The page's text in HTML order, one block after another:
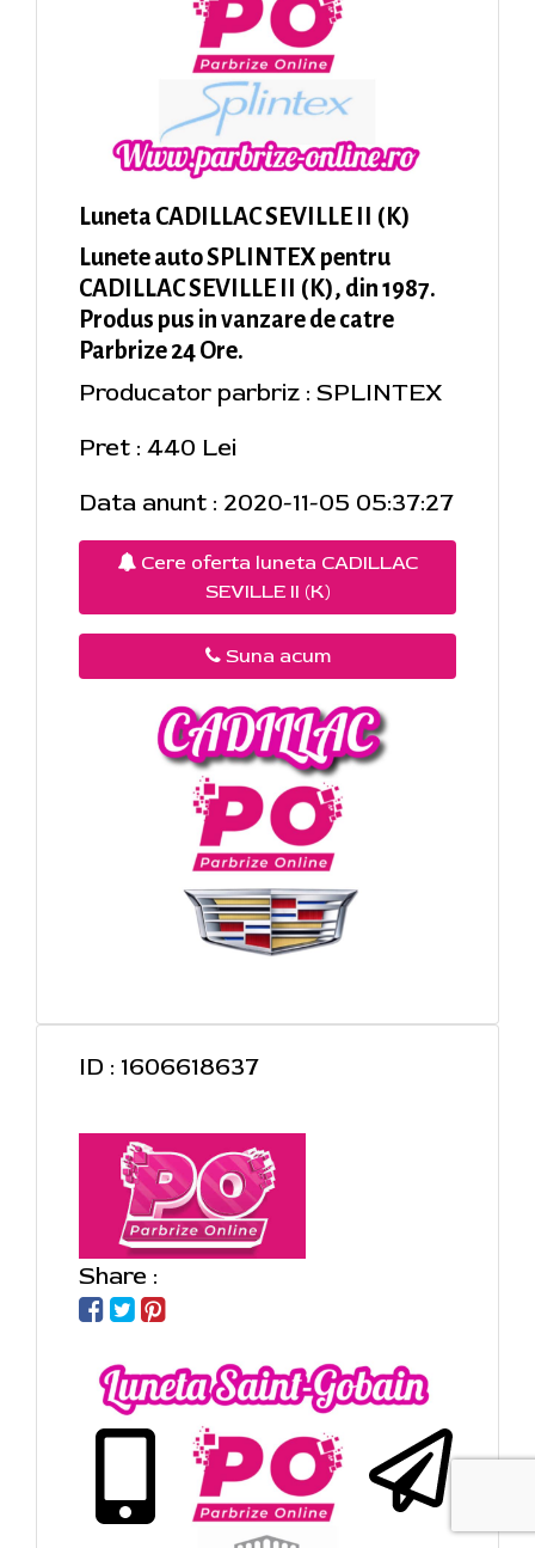
Luneta CADILLAC SEVILLE II (K)
Lunete auto SPLINTEX pentru
CADILLAC SEVILLE II (K), din 1987.
Produs pus in vanzare de catre
Parbrize 24 Ore.
Producator parbriz : SPLINTEX
Pret : 440 Lei
Data anunt : 2020-11-05 05:37:27
Cere oferta luneta CADILLAC
SEVILLE II (K)
Suna acum
ID : 1606618637
Share :